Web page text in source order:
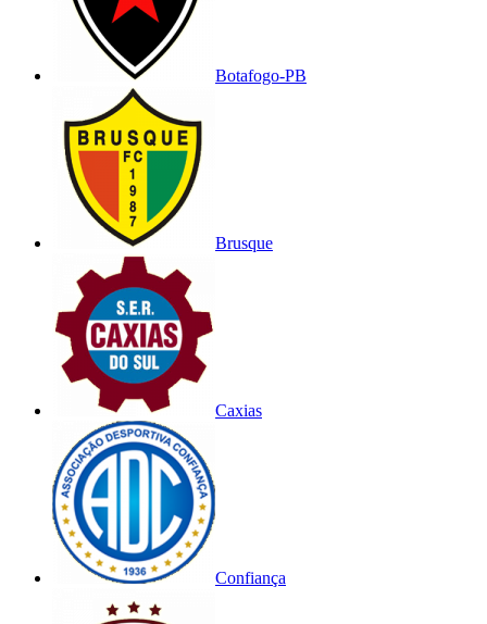
Botafogo-PB
Brusque
Caxias
Confiança